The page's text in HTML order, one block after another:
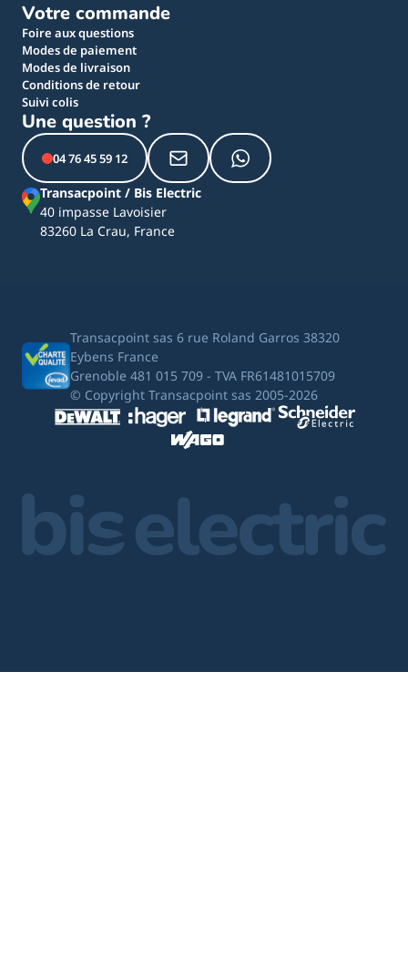
Votre commande
Foire aux questions
Modes de paiement
Modes de livraison
Conditions de retour
Suivi colis
Une question ?
04 76 45 59 12
Transacpoint / Bis Electric
40 impasse Lavoisier
83260 La Crau, France
Transacpoint sas 6 rue Roland Garros 38320
Eybens France
Grenoble 481 015 709 - TVA FR61481015709
© Copyright Transacpoint sas 2005-2026